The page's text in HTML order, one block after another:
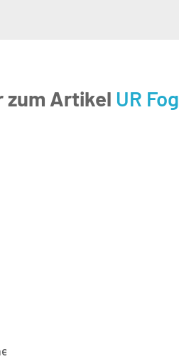
zum Artikel UR